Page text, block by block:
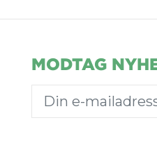
MODTAG